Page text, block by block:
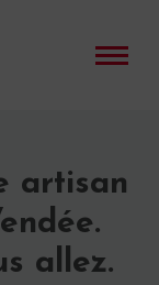
artisan
allez.